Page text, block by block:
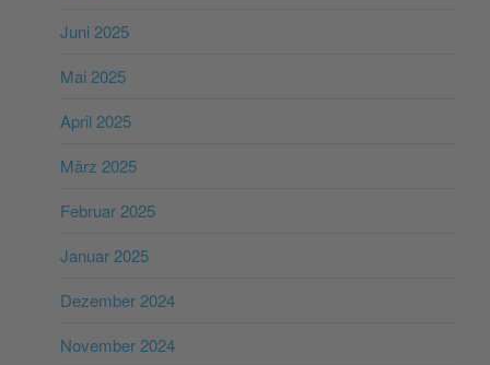
Juni 2025
Mai 2025
April 2025
März 2025
Februar 2025
Januar 2025
Dezember 2024
November 2024